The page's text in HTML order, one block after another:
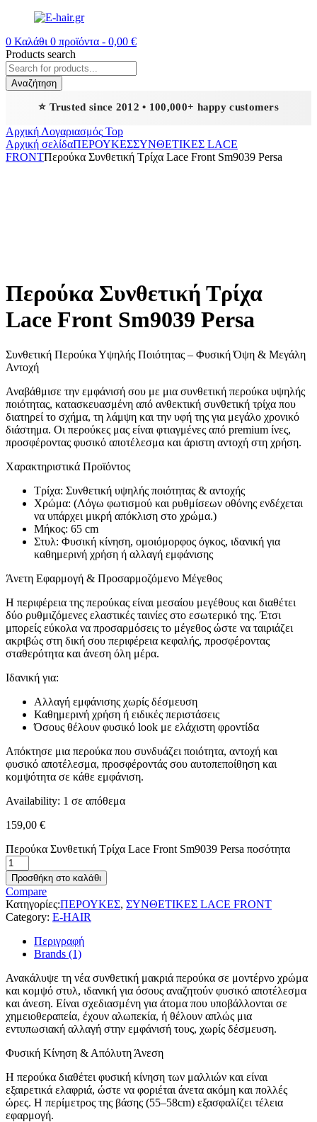
0 Καλάθι 0 προϊόντα - 0,00 €
Products search
Αναζήτηση
⭐ Trusted since 2012 • 100,000+ happy customers
Αρχική Λογαριασμός Top
Αρχική σελίδαΠΕΡΟΥΚΕΣΣΥΝΘΕΤΙΚΕΣ LACE
FRONTΠερούκα Συνθετική Τρίχα Lace Front Sm9039 Persa
Περούκα Συνθετική Τρίχα
Lace Front Sm9039 Persa
Συνθετική Περούκα Υψηλής Ποιότητας – Φυσική Όψη & Μεγάλη
Αντοχή
Αναβάθμισε την εμφάνισή σου με μια συνθετική περούκα υψηλής
ποιότητας, κατασκευασμένη από ανθεκτική συνθετική τρίχα που
διατηρεί το σχήμα, τη λάμψη και την υφή της για μεγάλο χρονικό
διάστημα. Οι περούκες μας είναι φτιαγμένες από premium ίνες,
προσφέροντας φυσικό αποτέλεσμα και άριστη αντοχή στη χρήση.
Χαρακτηριστικά Προϊόντος
Τρίχα: Συνθετική υψηλής ποιότητας & αντοχής
Χρώμα: (Λόγω φωτισμού και ρυθμίσεων οθόνης ενδέχεται
να υπάρχει μικρή απόκλιση στο χρώμα.)
Μήκος: 65 cm
Στυλ: Φυσική κίνηση, ομοιόμορφος όγκος, ιδανική για
καθημερινή χρήση ή αλλαγή εμφάνισης
Άνετη Εφαρμογή & Προσαρμοζόμενο Μέγεθος
Η περιφέρεια της περούκας είναι μεσαίου μεγέθους και διαθέτει
δύο ρυθμιζόμενες ελαστικές ταινίες στο εσωτερικό της. Έτσι
μπορείς εύκολα να προσαρμόσεις το μέγεθος ώστε να ταιριάζει
ακριβώς στη δική σου περιφέρεια κεφαλής, προσφέροντας
σταθερότητα και άνεση όλη μέρα.
Ιδανική για:
Αλλαγή εμφάνισης χωρίς δέσμευση
Καθημερινή χρήση ή ειδικές περιστάσεις
Όσους θέλουν φυσικό look με ελάχιστη φροντίδα
Απόκτησε μια περούκα που συνδυάζει ποιότητα, αντοχή και
φυσικό αποτέλεσμα, προσφέροντάς σου αυτοπεποίθηση και
κομψότητα σε κάθε εμφάνιση.
Availability: 1 σε απόθεμα
159,00 €
Περούκα Συνθετική Τρίχα Lace Front Sm9039 Persa ποσότητα
Προσθήκη στο καλάθι
Compare
Κατηγορίες:ΠΕΡΟΥΚΕΣ, ΣΥΝΘΕΤΙΚΕΣ LACE FRONT
Category: E-HAIR
Περιγραφή
Brands (1)
Ανακάλυψε τη νέα συνθετική μακριά περούκα σε μοντέρνο χρώμα
και κομψό στυλ, ιδανική για όσους αναζητούν φυσικό αποτέλεσμα
και άνεση. Είναι σχεδιασμένη για άτομα που υποβάλλονται σε
χημειοθεραπεία, έχουν αλωπεκία, ή θέλουν απλώς μια
εντυπωσιακή αλλαγή στην εμφάνισή τους, χωρίς δέσμευση.
Φυσική Κίνηση & Απόλυτη Άνεση
Η περούκα διαθέτει φυσική κίνηση των μαλλιών και είναι
εξαιρετικά ελαφριά, ώστε να φοριέται άνετα ακόμη και πολλές
ώρες. Η περίμετρος της βάσης (55–58cm) εξασφαλίζει τέλεια
εφαρμογή.